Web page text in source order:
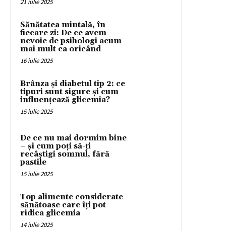
21 iulie 2025
Sănătatea mintală, în
fiecare zi: De ce avem
nevoie de psihologi acum
mai mult ca oricând
16 iulie 2025
Brânza și diabetul tip 2: ce
tipuri sunt sigure și cum
influențează glicemia?
15 iulie 2025
De ce nu mai dormim bine
– și cum poți să-ți
recâștigi somnul, fără
pastile
15 iulie 2025
Top alimente considerate
sănătoase care îți pot
ridica glicemia
14 iulie 2025